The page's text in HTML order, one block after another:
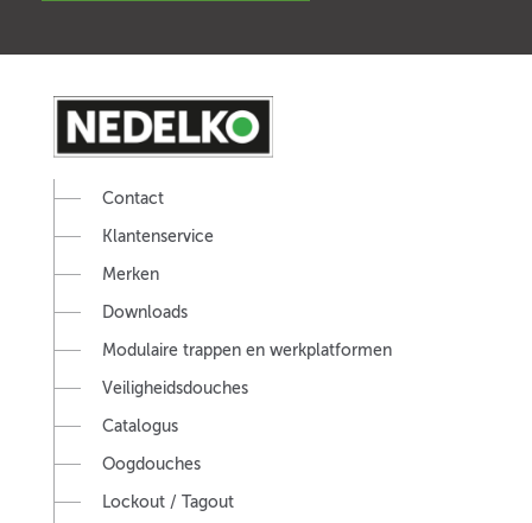
Contact
Klantenservice
Merken
Downloads
Modulaire trappen en werkplatformen
Veiligheidsdouches
Catalogus
Oogdouches
Lockout / Tagout